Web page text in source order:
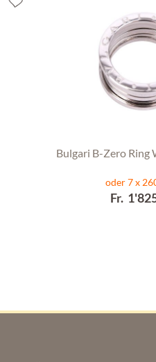
Bulgari B-Zero Ring
oder 7 x
Fr.